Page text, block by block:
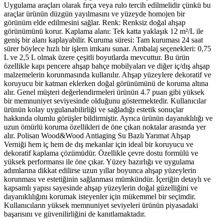
Uygulama araçları olarak fırça veya rulo tercih edilmelidir çünkü bu
araçlar ürünün düzgün yayılmasını ve yüzeyde homojen bir
görünüm elde edilmesini sağlar. Renk: Renksiz doğal ahşap
görünümünü korur. Kaplama alanı: Tek katta yaklaşık 12 m²/L ile
geniş bir alanı kaplayabilir. Kuruma süresi: Tam kuruması 24 saat
sürer böylece hızlı bir işlem imkanı sunar. Ambalaj seçenekleri: 0,75
L ve 2,5 L olmak üzere çeşitli boyutlarda mevcuttur. Bu ürün
özellikle kapı pencere ahşap bahçe mobilyaları ve diğer iç/dış ahşap
malzemelerin korunmasında kullanılır. Ahşap yüzeylere dekoratif ve
koruyucu bir katman eklerken doğal görünümünü de koruma altına
alır. Genel müşteri değerlendirmeleri ürünün 4.7 puan gibi yüksek
bir memnuniyet seviyesinde olduğunu göstermektedir. Kullanıcılar
ürünün kolay uygulanabilirliği ve sağladığı estetik sonuçlar
hakkında olumlu görüşler bildirmiştir. Ayrıca ürünün dayanıklılığı ve
uzun ömürlü koruma özellikleri de öne çıkan noktalar arasında yer
alır. Polisan Wood&Wood Antiaging Su Bazlı Yarımat Ahşap
Verniği hem iç hem de dış mekanlar için ideal bir koruyucu ve
dekoratif kaplama çözümüdür. Özellikle çevre dostu formülü ve
yüksek performansı ile öne çıkar. Yüzey hazırlığı ve uygulama
adımlarına dikkat edilirse uzun yıllar boyunca ahşap yüzeylerin
korunması ve estetiğinin sağlanması mümkündür. İçeriğin detaylı ve
kapsamlı yapısı sayesinde ahşap yüzeylerin doğal güzelliğini ve
dayanıklılığını korumak isteyenler için mükemmel bir seçimdir.
Kullanıcıların yüksek memnuniyet seviyeleri ürünün piyasadaki
başarısını ve güvenilirliğini de kanıtlamaktadır.